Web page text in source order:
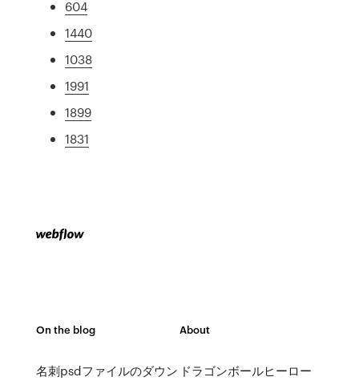
604
1440
1038
1991
1899
1831
On the blog
名刺psdファイルのダウン
About
ドラゴンボールヒーロー